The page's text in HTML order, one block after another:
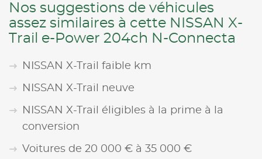
Nos suggestions de véhicules
assez similaires à cette NISSAN X-
Trail e-Power 204ch N-Connecta
NISSAN X-Trail faible km
NISSAN X-Trail neuve
NISSAN X-Trail éligibles à la prime à la
conversion
Voitures de 20 000 € à 35 000 €